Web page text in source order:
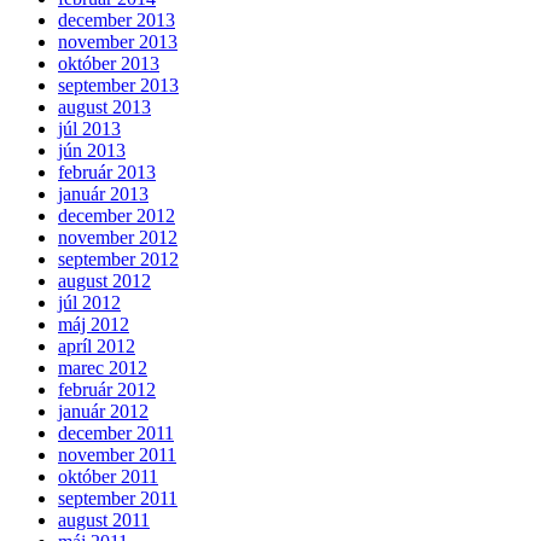
december 2013
november 2013
október 2013
september 2013
august 2013
júl 2013
jún 2013
február 2013
január 2013
december 2012
november 2012
september 2012
august 2012
júl 2012
máj 2012
apríl 2012
marec 2012
február 2012
január 2012
december 2011
november 2011
október 2011
september 2011
august 2011